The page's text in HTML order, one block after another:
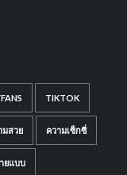
TIKTOK
มสวย ความเซ็กซี่
ยแบบ